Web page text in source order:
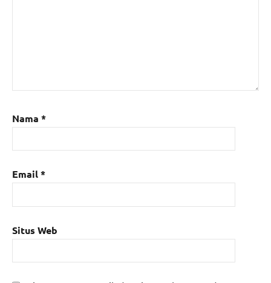
Nama *
Email*
Situs Web